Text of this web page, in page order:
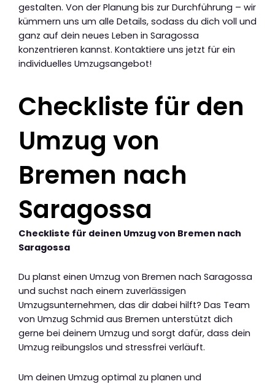
gestalten. Von der Planung bis zur Durchführung – wir
kümmern uns um alle Details, sodass du dich voll und
ganz auf dein neues Leben in Saragossa
konzentrieren kannst. Kontaktiere uns jetzt für ein
individuelles Umzugsangebot!
Checkliste für den
Umzug von
Bremen nach
Saragossa
Checkliste für deinen Umzug von Bremen nach
Saragossa
Du planst einen Umzug von Bremen nach Saragossa
und suchst nach einem zuverlässigen
Umzugsunternehmen, das dir dabei hilft? Das Team
von Umzug Schmid aus Bremen unterstützt dich
gerne bei deinem Umzug und sorgt dafür, dass dein
Umzug reibungslos und stressfrei verläuft.
Um deinen Umzug optimal zu planen und